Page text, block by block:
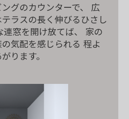
グのカウンターで、
広
ラスの長く伸びるひさし
窓を開け放てば、
家の
気配を感じられる 程よ
ります。